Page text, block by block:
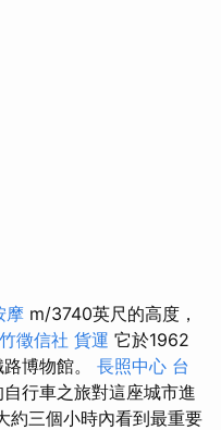
摩 m/3740英尺的高度，
徵信社 貨運 它於1962
博物館。 長照中心 台
行車之旅對這座城市進
約三個小時內看到最重要